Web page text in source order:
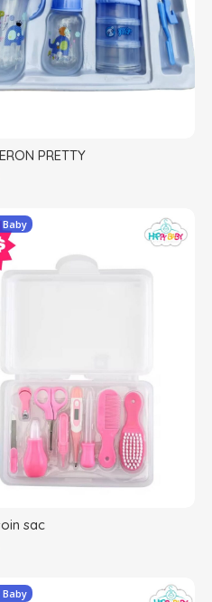
PRETTY
Baby
sac
Baby